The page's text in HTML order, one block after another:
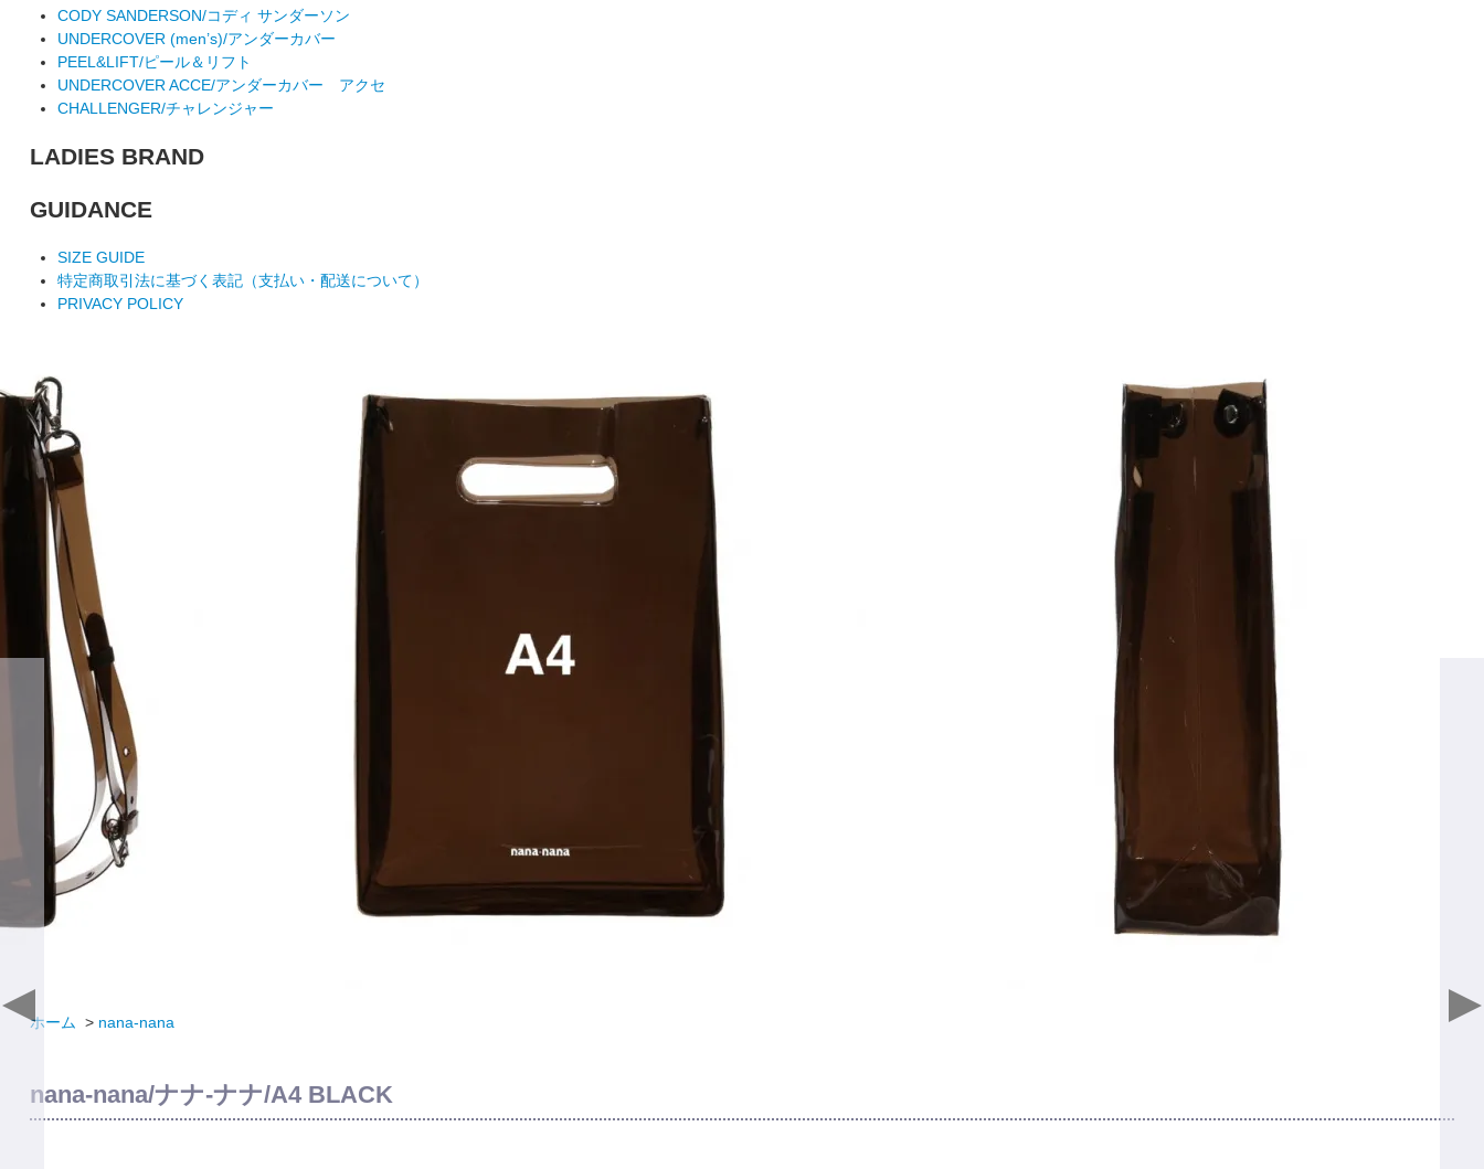
CODY SANDERSON/コディ サンダーソン
UNDERCOVER (men’s)/アンダーカバー
PEEL&LIFT/ピール＆リフト
UNDERCOVER ACCE/アンダーカバー アクセ
CHALLENGER/チャレンジャー
LADIES BRAND
GUIDANCE
SIZE GUIDE
特定商取引法に基づく表記（支払い・配送について）
PRIVACY POLICY
ホーム > nana-nana
nana-nana/ナナ-ナナ/A4 BLACK